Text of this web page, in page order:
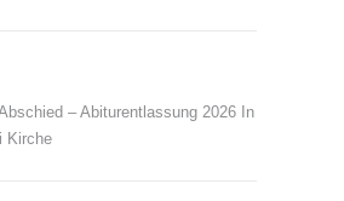
– Abiturentlassung 2026 In
Kirche